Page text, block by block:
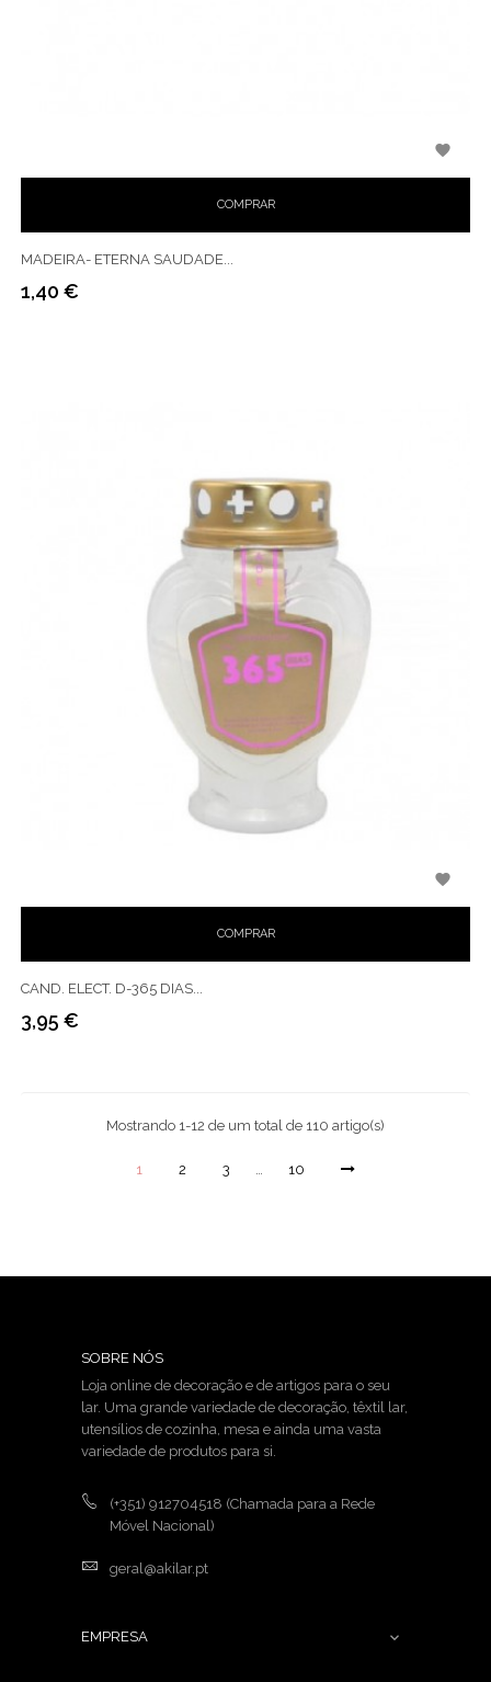
COMPRAR

MADEIRA- ETERNA SAUDADE...
Preço
1,40 €
COMPRAR

CAND. ELECT. D-365 DIAS...
Preço
3,95 €
Mostrando 1-12 de um total de 110 artigo(s)
1 2 3 … 10
SOBRE NÓS
Loja online de decoração e de artigos para o seu
lar. Uma grande variedade de decoração, têxtil lar,
utensílios de cozinha, mesa e ainda uma vasta
variedade de produtos para si.
(+351) 912704518 (Chamada para a Rede
Móvel Nacional)
geral@akilar.pt
EMPRESA 